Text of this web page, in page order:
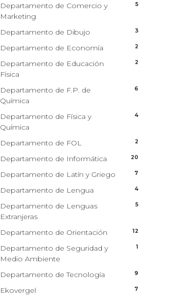
Departamento de Comercio y
Marketing
5
Departamento de Dibujo 3
Departamento de Economía 2
Departamento de Educación
Física
2
Departamento de F.P. de
Química
6
Departamento de Física y
Química
4
Departamento de FOL 2
Departamento de Informática 20
Departamento de Latín y Griego 7
Departamento de Lengua 4
Departamento de Lenguas
Extranjeras
5
Departamento de Orientación 12
Departamento de Seguridad y
Medio Ambiente
1
Departamento de Tecnología 9
Ekovergel 7